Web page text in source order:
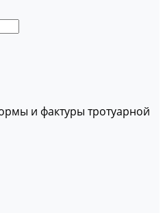
и фактуры тротуарной